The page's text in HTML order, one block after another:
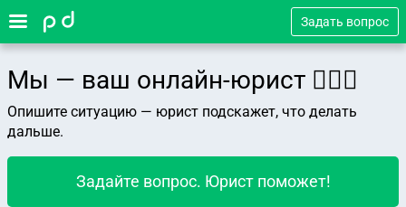
Задать вопрос
Мы — ваш онлайн-юрист 👨🏻‍⚖️
Опишите ситуацию — юрист подскажет, что делать
дальше.
Задайте вопрос. Юрист поможет!